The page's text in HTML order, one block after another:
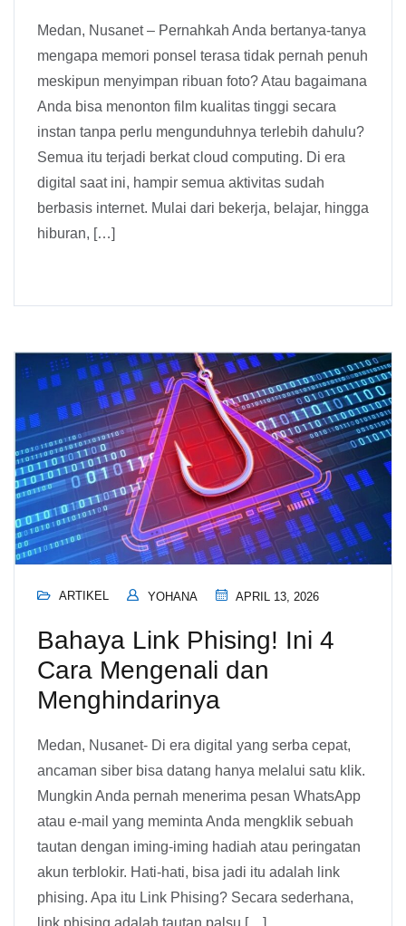
Medan, Nusanet – Pernahkah Anda bertanya-tanya
mengapa memori ponsel terasa tidak pernah penuh
meskipun menyimpan ribuan foto? Atau bagaimana
Anda bisa menonton film kualitas tinggi secara
instan tanpa perlu mengunduhnya terlebih dahulu?
Semua itu terjadi berkat cloud computing. Di era
digital saat ini, hampir semua aktivitas sudah
berbasis internet. Mulai dari bekerja, belajar, hingga
hiburan, […]
ARTIKEL YOHANA APRIL 13, 2026
Bahaya Link Phising! Ini 4
Cara Mengenali dan
Menghindarinya
Medan, Nusanet- Di era digital yang serba cepat,
ancaman siber bisa datang hanya melalui satu klik.
Mungkin Anda pernah menerima pesan WhatsApp
atau e-mail yang meminta Anda mengklik sebuah
tautan dengan iming-iming hadiah atau peringatan
akun terblokir. Hati-hati, bisa jadi itu adalah link
phising. Apa itu Link Phising? Secara sederhana,
link phising adalah tautan palsu […]